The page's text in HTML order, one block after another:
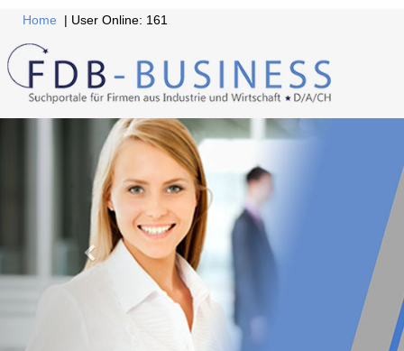
Home | User Online: 161